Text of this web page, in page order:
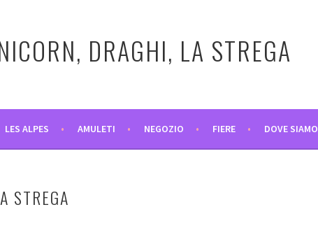
DRAGHI, LA STREGA
LES ALPES AMULETI NEGOZIO FIERE DOVE SIAMO
STREGA